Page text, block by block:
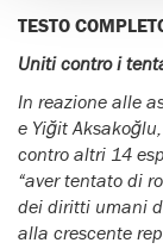
TESTO
Uniti contro i
In reazione alle
e Yiğit
contro altri 14
“aver tentato di
dei diritti umani
alla crescente